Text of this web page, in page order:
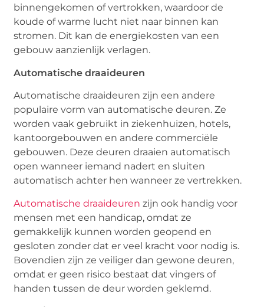
binnengekomen of vertrokken, waardoor de
koude of warme lucht niet naar binnen kan
stromen. Dit kan de energiekosten van een
gebouw aanzienlijk verlagen.
Automatische draaideuren
Automatische draaideuren zijn een andere
populaire vorm van automatische deuren. Ze
worden vaak gebruikt in ziekenhuizen, hotels,
kantoorgebouwen en andere commerciële
gebouwen. Deze deuren draaien automatisch
open wanneer iemand nadert en sluiten
automatisch achter hen wanneer ze vertrekken.
Automatische draaideuren zijn ook handig voor
mensen met een handicap, omdat ze
gemakkelijk kunnen worden geopend en
gesloten zonder dat er veel kracht voor nodig is.
Bovendien zijn ze veiliger dan gewone deuren,
omdat er geen risico bestaat dat vingers of
handen tussen de deur worden geklemd.